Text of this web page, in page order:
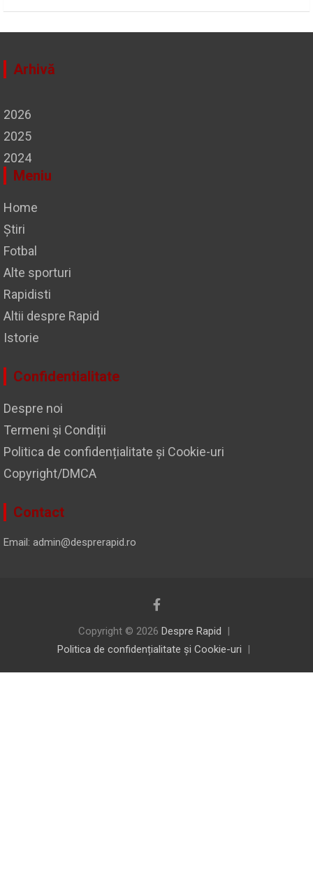
Arhivă
2026
2025
2024
Meniu
Home
Știri
Fotbal
Alte sporturi
Rapidisti
Altii despre Rapid
Istorie
Confidentialitate
Despre noi
Termeni și Condiții
Politica de confidențialitate și Cookie-uri
Copyright/DMCA
Contact
Email: admin@desprerapid.ro
Copyright © 2026 Despre Rapid
Politica de confidențialitate și Cookie-uri